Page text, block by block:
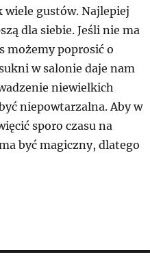
gustów. Najlepiej
dla siebie. Jeśli nie ma
możemy poprosić o
w salonie daje nam
niewielkich
niepowtarzalna. Aby w
sporo czasu na
być magiczny, dlatego